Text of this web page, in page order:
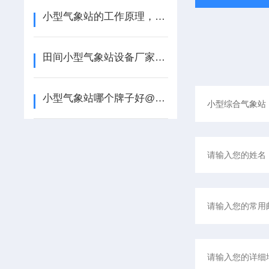
小型气象站的工作原理，来听风途科普【2022已更新】
田间小型气象站设备厂家-风途靠得住【2022已更新】
小型气象站哪个牌子好@风途不错#高温预警